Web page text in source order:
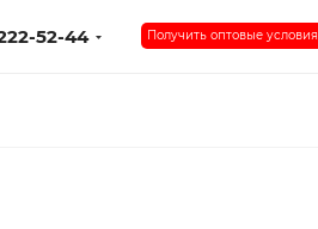
52-44 Получить оптовые условия